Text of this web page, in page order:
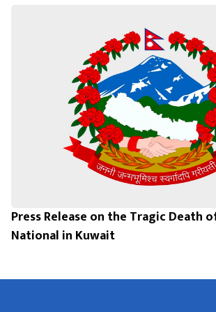
Press Release on the Tragic Death
National in Kuwait